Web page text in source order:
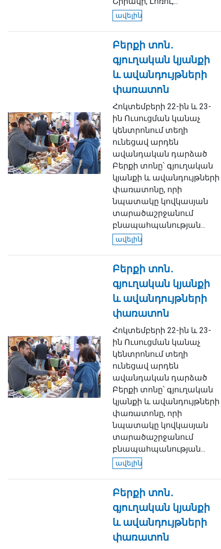
ավելին
Բերքի տոն․
գյուղական կյանքի
և ավանդույթների
փառատոն
Հոկտեմբերի 22-ին և 23-
ին Ուսուցման կանաչ
կենտրոնում տեղի
ունեցավ արդեն
ավանդական դարձած
Բերքի տոնը՝ գյուղական
կյանքի և ավանդույթների
փառատոնը, որի
նպատակը կովկասյան
տարածաշրջանում
բնապահպանության...
ավելին
Բերքի տոն․
գյուղական կյանքի
և ավանդույթների
փառատոն
Հոկտեմբերի 22-ին և 23-
ին Ուսուցման կանաչ
կենտրոնում տեղի
ունեցավ արդեն
ավանդական դարձած
Բերքի տոնը՝ գյուղական
կյանքի և ավանդույթների
փառատոնը, որի
նպատակը կովկասյան
տարածաշրջանում
բնապահպանության...
ավելին
Բերքի տոն․
գյուղական կյանքի
և ավանդույթների
փառատոն